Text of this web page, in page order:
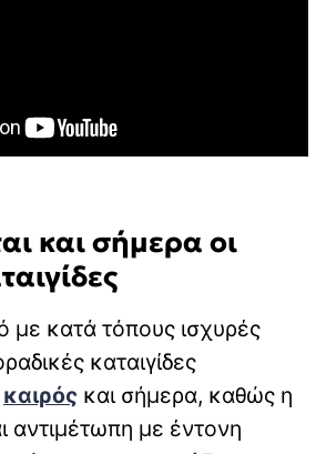
και σήμερα οι
με κατά τόπους ισχυρές
καταιγίδες
καιρός και σήμερα, καθώς η
αντιμέτωπη με έντονη